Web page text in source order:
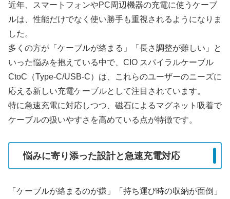
近年、スマートフォンやPC周辺機器の充電に使うケーブ
ルは、性能だけでなく使い勝手も重視されるようになりま
した。
多くの方が「ケーブルが絡まる」「長さ調整が難しい」と
いった悩みを抱えている中で、CIO スパイラルケーブル
CtoC（Type-C/USB-C）は、これらのユーザーのニーズに
応える新しい充電ケーブルとして注目されています。
特に急速充電に対応しつつ、磁石によるマグネット吸着で
ケーブルの扱いやすさを高めている点が特徴です。
悩みに寄り添った設計と急速充電対応
「ケーブルが絡まるのが嫌」「持ち運び時の収納が面倒」